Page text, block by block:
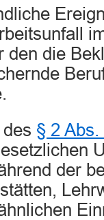
den die
§ 2
der